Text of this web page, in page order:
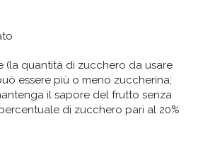
(la quantità di zucchero da usare
essere più o meno zuccherina;
il sapore del frutto senza
di zucchero pari al 20%